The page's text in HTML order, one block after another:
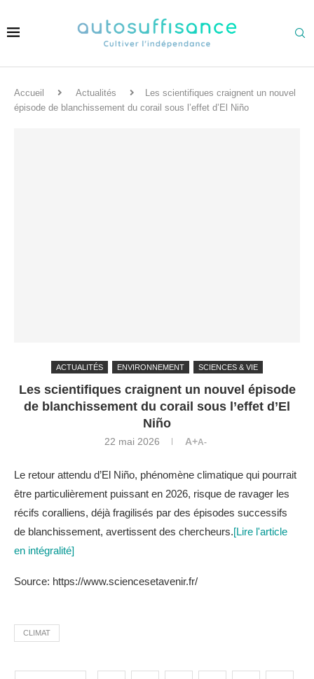
Accueil Actualités
Les scientifiques craignent un nouvel
épisode de blanchissement du corail sous l’effet d’El Niño
ACTUALITÉS ENVIRONNEMENT SCIENCES & VIE
Les scientifiques craignent un nouvel épisode
de blanchissement du corail sous l’effet d’El
Niño
22 mai 2026 A+A-
Le retour attendu d’El Niño, phénomène climatique qui pourrait
être particulièrement puissant en 2026, risque de ravager les
récifs coralliens, déjà fragilisés par des épisodes successifs
de blanchissement, avertissent des chercheurs.[Lire l'article
en intégralité]
Source: https://www.sciencesetavenir.fr/
CLIMAT